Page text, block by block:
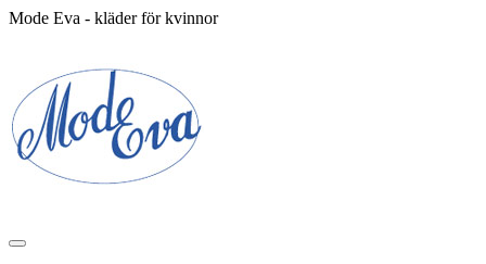
Mode Eva - kläder för kvinnor